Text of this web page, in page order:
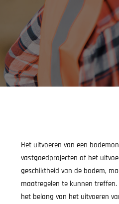
Het uitvoeren van een
vastgoedprojecten of het
geschiktheid van de bodem,
maatregelen te kunnen
het belang van het uitvoeren